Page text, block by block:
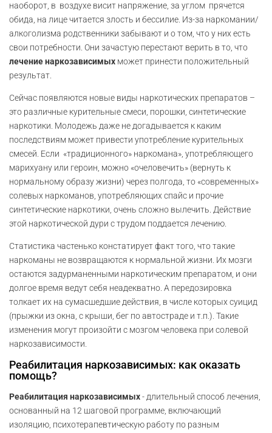
наоборот, в воздухе висит напряжение, за углом прячется
обида, на лице читается злость и бессилие. Из-за наркомании/
алкоголизма родственники забывают и о том, что у них есть
свои потребности. Они зачастую перестают верить в то, что
лечение наркозависимых может принести положительный
результат.
Сейчас появляются новые виды наркотических препаратов –
это различные курительные смеси, порошки, синтетические
наркотики. Молодежь даже не догадывается к каким
последствиям может привести употребление курительных
смесей. Если «традиционного» наркомана», употребляющего
марихуану или героин, можно «очеловечить» (вернуть к
нормальному образу жизни) через полгода, то «современных»
солевых наркоманов, употребляющих спайс и прочие
синтетические наркотики, очень сложно вылечить. Действие
этой наркотической дури с трудом поддается лечению.
Статистика частенько констатирует факт того, что такие
наркоманы не возвращаются к нормальной жизни. Их мозги
остаются задурманенными наркотическим препаратом, и они
долгое время ведут себя неадекватно. А передозировка
толкает их на сумасшедшие действия, в числе которых суицид
(прыжки из окна, с крыши, бег по автостраде и т.п.). Такие
изменения могут произойти с мозгом человека при солевой
наркозависимости.
Реабилитация наркозависимых: как оказать
помощь?
Реабилитация наркозависимых- длительный способ лечения,
основанный на 12 шаговой программе, включающий
изоляцию, психотерапевтическую работу по разным